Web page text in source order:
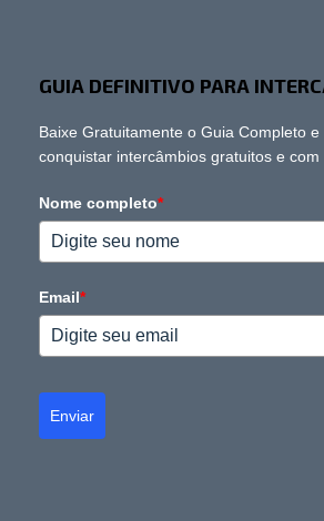
GUIA DEFINITIVO PARA
Baixe Gratuitamente o Guia Completo e
conquistar intercâmbios gratuitos e com
Nome completo*
Email*
Enviar